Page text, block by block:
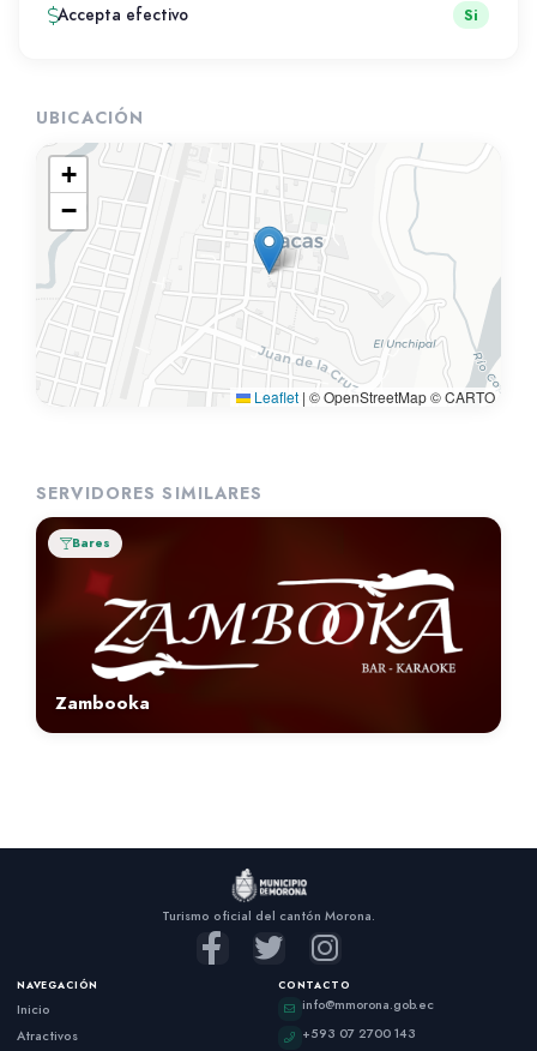
Accepta efectivo Si
UBICACIÓN
+
−
Leaflet | © OpenStreetMap © CARTO
SERVIDORES SIMILARES
Bares
Zambooka
Turismo oficial del cantón Morona.
NAVEGACIÓN
Inicio
Atractivos
CONTACTO
info@mmorona.gob.ec
+593 07 2700 143